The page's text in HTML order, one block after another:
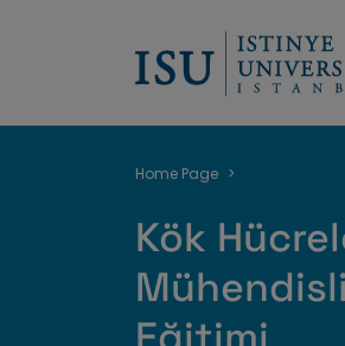
Home Page
Kök